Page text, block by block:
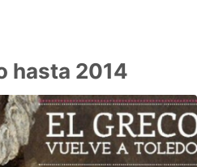
hasta 2014